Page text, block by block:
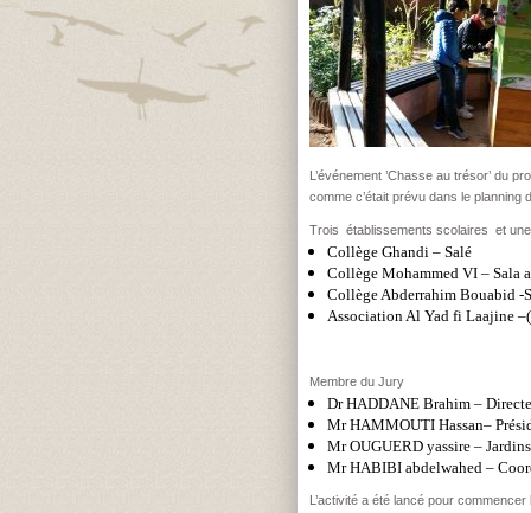
L’événement ’Chasse au trésor’ du
comme c’était prévu dans le
Trois établissements scolaires et une
Collège Ghandi – Salé
Collège Mohammed VI – Sala
Collège Abderrahim Bouabid -
Association Al Yad fi Laajine
Membre du Jury
Dr HADDANE Brahim –
Mr HAMMOUTI Hassan–
Mr OUGUERD yassire –
Mr HABIBI abdelwahed –
L’activité a été lancé pour